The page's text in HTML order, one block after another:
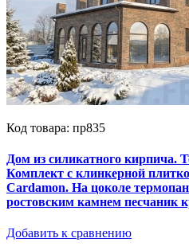
Код товара: пр835
Дом из силикатного кирпича.
Комплект с клинкерной
Cardamon. На цоколе
ростовским камнем песчаник
Добавить к сравнению